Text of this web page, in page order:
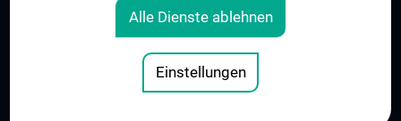
COOKIE-EINSTELLUNGEN
© 2026 Medizinische Universität Wien
Alle Dienste ablehnen
Einstellungen